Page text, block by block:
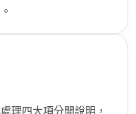
理四大項分開說明，